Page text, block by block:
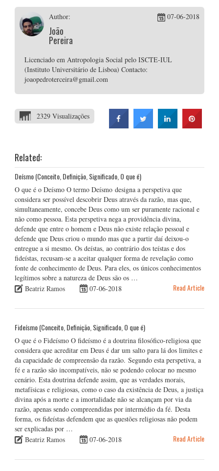
Author:
João
Pereira
07-06-2018
Licenciado em Antropologia Social pelo ISCTE-IUL
(Instituto Universitário de Lisboa) Contacto:
joaopedroterceira@gmail.com
2329 Visualizações
Related:
Deísmo (Conceito, Definição, Significado, O que é)
O que é o Deísmo O termo Deísmo designa a perspetiva que
considera ser possível descobrir Deus através da razão, mas que,
simultaneamente, concebe Deus como um ser puramente racional e
não como pessoa. Esta perspetiva nega a providência divina,
defende que entre o homem e Deus não existe relação pessoal e
defende que Deus criou o mundo mas que a partir daí deixou-o
entregue a si mesmo. Os deístas, ao contrário dos teístas e dos
fideístas, recusam-se a aceitar qualquer forma de revelação como
fonte de conhecimento de Deus. Para eles, os únicos conhecimentos
legítimos sobre a natureza de Deus são os …
Beatriz Ramos
07-06-2018 Read Article
Fideísmo (Conceito, Definição, Significado, O que é)
O que é o Fideísmo O fideísmo é a doutrina filosófico-religiosa que
considera que acreditar em Deus é dar um salto para lá dos limites e
da capacidade de compreensão da razão. Segundo esta perspetiva, a
fé e a razão são incompatíveis, não se podendo colocar no mesmo
cenário. Esta doutrina defende assim, que as verdades morais,
metafísicas e religiosas, como o caso da existência de Deus, a justiça
divina após a morte e a imortalidade não se alcançam por via da
razão, apenas sendo compreendidas por intermédio da fé. Desta
forma, os fideístas defendem que as questões religiosas não podem
ser explicadas por …
Beatriz Ramos
07-06-2018 Read Article